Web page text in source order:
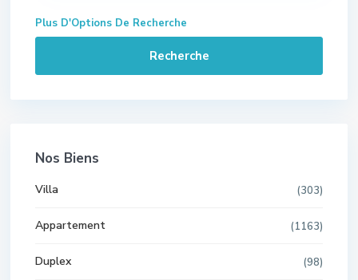
Plus D'Options De Recherche
Recherche
Nos Biens
Villa (303)
Appartement (1163)
Duplex (98)